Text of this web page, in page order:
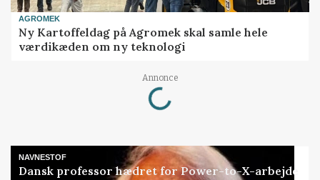
AGROMEK
Ny Kartoffeldag på Agromek skal samle hele
værdikæden om ny teknologi
Annonce
Loading...
NAVNESTOF
Dansk professor hædret for Power-to-X-arbejde